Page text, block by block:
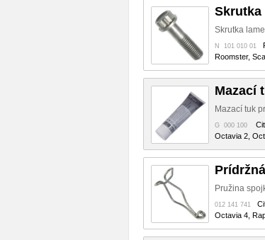
Skrutka
Skrutka
N 101 010 01
Roomster,
Mazací
Mazací tuk
G 000 100
Octavia 2,
Pružina
012 141 741
Octavia 4,